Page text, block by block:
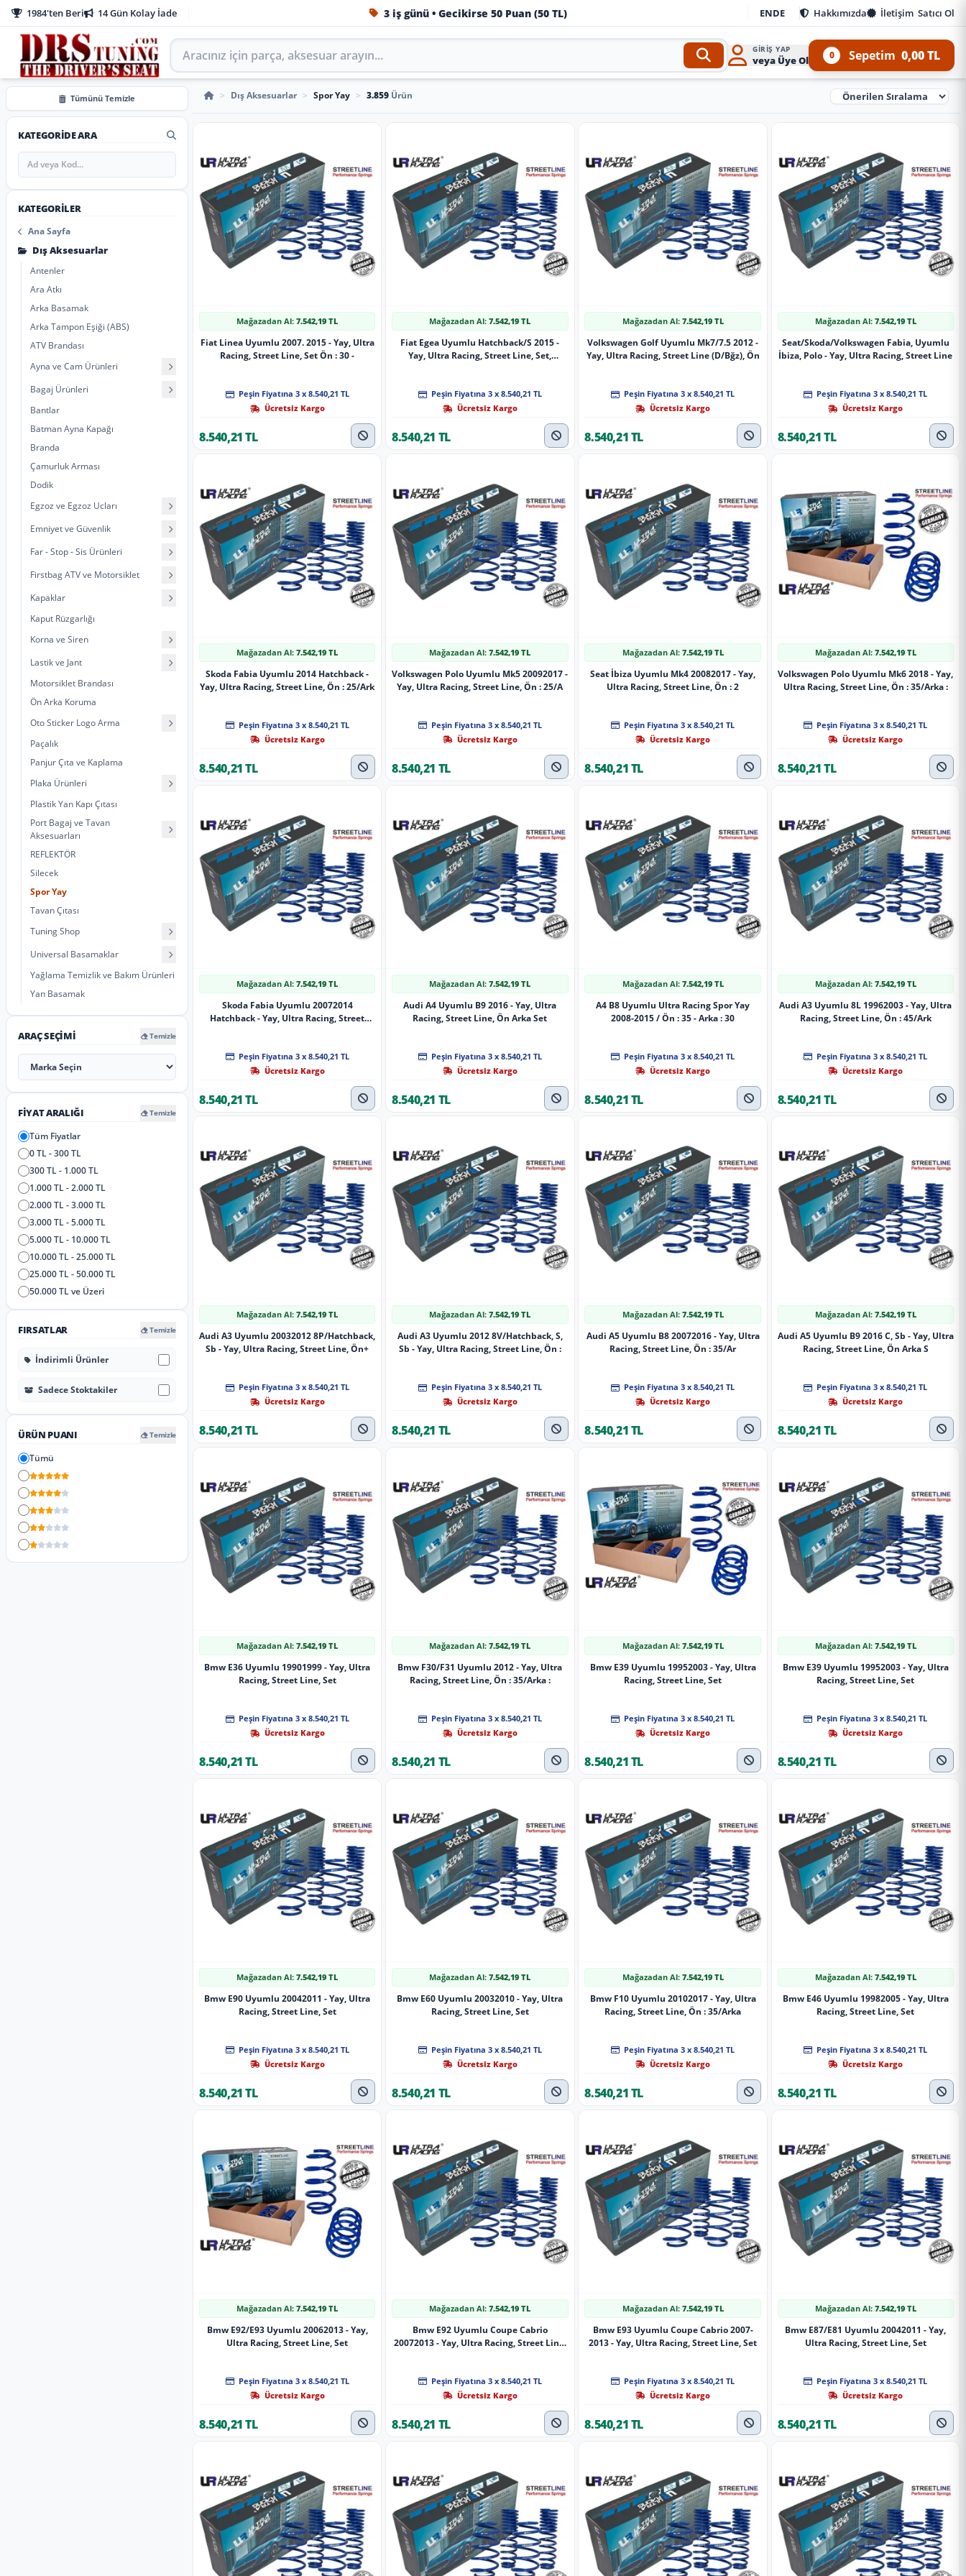
1984'ten Beri 14 Gün Kolay İade
3 iş günü • Gecikirse 50 Puan (50 TL)
1984'ten beri Türkiye’nin en büyük oto aksesuar ve tuning
ENDE Hakkımızda İletişim Satıcı Ol
Aracınız için parça arayın
GIRIŞ YAP
veya Üye Ol 0 Sepetim 0,00 TL
Tümünü Temizle
KATEGORIDE ARA
KATEGORILER
Ana Sayfa
Dış Aksesuarlar
Antenler
Ara Atkı
Arka Basamak
Arka Tampon Eşiği (ABS)
ATV Brandası
Ayna ve Cam Ürünleri
Bagaj Ürünleri
Bantlar
Batman Ayna Kapağı
Branda
Çamurluk Arması
Dodik
Egzoz ve Egzoz Ucları
Emniyet ve Güvenlik
Far - Stop - Sis Ürünleri
Firstbag ATV ve Motorsiklet
Kapaklar
Kaput Rüzgarlığı
Korna ve Siren
Lastik ve Jant
Motorsiklet Brandası
Ön Arka Koruma
Oto Sticker Logo Arma
Paçalık
Panjur Çıta ve Kaplama
Plaka Ürünleri
Plastik Yan Kapı Çıtası
Port Bagaj ve Tavan
Aksesuarları
REFLEKTÖR
Silecek
Spor Yay
Tavan Çıtası
Tuning Shop
Universal Basamaklar
Yağlama Temizlik ve Bakım Ürünleri
Yan Basamak
ARAÇ SEÇIMI Temizle
FIYAT ARALIĞI Temizle
Tüm Fiyatlar
0 TL - 300 TL
300 TL - 1.000 TL
1.000 TL - 2.000 TL
2.000 TL - 3.000 TL
3.000 TL - 5.000 TL
5.000 TL - 10.000 TL
10.000 TL - 25.000 TL
25.000 TL - 50.000 TL
50.000 TL ve Üzeri
FIRSATLAR Temizle
İndirimli Ürünler
Sadece Stoktakiler
ÜRÜN PUANI Temizle
Tümü
5 Yıldız
4 Yıldız
3 Yıldız
2 Yıldız
1 Yıldız
> Dış Aksesuarlar > Spor Yay > 3.859 Ürün Ürünleri Sırala
Mağazadan Al:7.542,19 TL
Fiat Linea Uyumlu 2007. 2015 - Yay, Ultra
Racing, Street Line, Set Ön : 30 -
Peşin Fiyatına 3 x 8.540,21 TL
Ücretsiz Kargo
8.540,21 TL
Mağazadan Al:7.542,19 TL
Fiat Egea Uyumlu Hatchback/S 2015 -
Yay, Ultra Racing, Street Line, Set,
Peşin Fiyatına 3 x 8.540,21 TL
Ücretsiz Kargo
8.540,21 TL
Mağazadan Al: 7.542,19 TL
Volkswagen Golf Uyumlu Mk7/7.5 2012 -
Yay, Ultra Racing, Street Line (D/Bğz), Ön
Peşin Fiyatına 3 x 8.540,21 TL
Ücretsiz Kargo
8.540,21 TL
Mağazadan Al: 7.542,19 TL
Seat/Skoda/Volkswagen Fabia, Uyumlu
İbiza, Polo - Yay, Ultra Racing, Street Line
Peşin Fiyatına 3 x 8.540,21 TL
Ücretsiz Kargo
8.540,21 TL
Mağazadan Al:7.542,19 TL
Skoda Fabia Uyumlu 2014 Hatchback -
Yay, Ultra Racing, Street Line, Ön : 25/Ark
Peşin Fiyatına 3 x 8.540,21 TL
Ücretsiz Kargo
8.540,21 TL
Mağazadan Al:7.542,19 TL
Volkswagen Polo Uyumlu Mk5 20092017 -
Yay, Ultra Racing, Street Line, Ön : 25/A
Peşin Fiyatına 3 x 8.540,21 TL
Ücretsiz Kargo
8.540,21 TL
Mağazadan Al: 7.542,19 TL
Seat İbiza Uyumlu Mk4 20082017 - Yay,
Ultra Racing, Street Line, Ön : 2
Peşin Fiyatına 3 x 8.540,21 TL
Ücretsiz Kargo
8.540,21 TL
Mağazadan Al: 7.542,19 TL
Volkswagen Polo Uyumlu Mk6 2018 - Yay,
Ultra Racing, Street Line, Ön : 35/Arka :
Peşin Fiyatına 3 x 8.540,21 TL
Ücretsiz Kargo
8.540,21 TL
Mağazadan Al:7.542,19 TL
Skoda Fabia Uyumlu 20072014
Hatchback - Yay, Ultra Racing, Street
Peşin Fiyatına 3 x 8.540,21 TL
Ücretsiz Kargo
8.540,21 TL
Mağazadan Al:7.542,19 TL
Audi A4 Uyumlu B9 2016 - Yay, Ultra
Racing, Street Line, Ön Arka Set
Peşin Fiyatına 3 x 8.540,21 TL
Ücretsiz Kargo
8.540,21 TL
Mağazadan Al: 7.542,19 TL
A4 B8 Uyumlu Ultra Racing Spor Yay
2008-2015 / Ön : 35 - Arka : 30
Peşin Fiyatına 3 x 8.540,21 TL
Ücretsiz Kargo
8.540,21 TL
Mağazadan Al: 7.542,19 TL
Audi A3 Uyumlu 8L 19962003 - Yay, Ultra
Racing, Street Line, Ön : 45/Ark
Peşin Fiyatına 3 x 8.540,21 TL
Ücretsiz Kargo
8.540,21 TL
Mağazadan Al:7.542,19 TL
Audi A3 Uyumlu 20032012 8P/Hatchback,
Sb - Yay, Ultra Racing, Street Line, Ön+
Peşin Fiyatına 3 x 8.540,21 TL
Ücretsiz Kargo
8.540,21 TL
Mağazadan Al:7.542,19 TL
Audi A3 Uyumlu 2012 8V/Hatchback, S,
Sb - Yay, Ultra Racing, Street Line, Ön :
Peşin Fiyatına 3 x 8.540,21 TL
Ücretsiz Kargo
8.540,21 TL
Mağazadan Al: 7.542,19 TL
Audi A5 Uyumlu B8 20072016 - Yay, Ultra
Racing, Street Line, Ön : 35/Ar
Peşin Fiyatına 3 x 8.540,21 TL
Ücretsiz Kargo
8.540,21 TL
Mağazadan Al: 7.542,19 TL
Audi A5 Uyumlu B9 2016 C, Sb - Yay, Ultra
Racing, Street Line, Ön Arka S
Peşin Fiyatına 3 x 8.540,21 TL
Ücretsiz Kargo
8.540,21 TL
Mağazadan Al:7.542,19 TL
Bmw E36 Uyumlu 19901999 - Yay, Ultra
Racing, Street Line, Set
Peşin Fiyatına 3 x 8.540,21 TL
Ücretsiz Kargo
8.540,21 TL
Mağazadan Al:7.542,19 TL
Bmw F30/F31 Uyumlu 2012 - Yay, Ultra
Racing, Street Line, Ön : 35/Arka :
Peşin Fiyatına 3 x 8.540,21 TL
Ücretsiz Kargo
8.540,21 TL
Mağazadan Al: 7.542,19 TL
Bmw E39 Uyumlu 19952003 - Yay, Ultra
Racing, Street Line, Set
Peşin Fiyatına 3 x 8.540,21 TL
Ücretsiz Kargo
8.540,21 TL
Mağazadan Al: 7.542,19 TL
Bmw E39 Uyumlu 19952003 - Yay, Ultra
Racing, Street Line, Set
Peşin Fiyatına 3 x 8.540,21 TL
Ücretsiz Kargo
8.540,21 TL
Mağazadan Al:7.542,19 TL
Bmw E90 Uyumlu 20042011 - Yay, Ultra
Racing, Street Line, Set
Peşin Fiyatına 3 x 8.540,21 TL
Ücretsiz Kargo
8.540,21 TL
Mağazadan Al:7.542,19 TL
Bmw E60 Uyumlu 20032010 - Yay, Ultra
Racing, Street Line, Set
Peşin Fiyatına 3 x 8.540,21 TL
Ücretsiz Kargo
8.540,21 TL
Mağazadan Al: 7.542,19 TL
Bmw F10 Uyumlu 20102017 - Yay, Ultra
Racing, Street Line, Ön : 35/Arka
Peşin Fiyatına 3 x 8.540,21 TL
Ücretsiz Kargo
8.540,21 TL
Mağazadan Al: 7.542,19 TL
Bmw E46 Uyumlu 19982005 - Yay, Ultra
Racing, Street Line, Set
Peşin Fiyatına 3 x 8.540,21 TL
Ücretsiz Kargo
8.540,21 TL
Mağazadan Al:7.542,19 TL
Bmw E92/E93 Uyumlu 20062013 - Yay,
Ultra Racing, Street Line, Set
Peşin Fiyatına 3 x 8.540,21 TL
Ücretsiz Kargo
8.540,21 TL
Mağazadan Al:7.542,19 TL
Bmw E92 Uyumlu Coupe Cabrio
20072013 - Yay, Ultra Racing, Street Line,
Peşin Fiyatına 3 x 8.540,21 TL
Ücretsiz Kargo
8.540,21 TL
Mağazadan Al: 7.542,19 TL
Bmw E93 Uyumlu Coupe Cabrio 2007-
2013 - Yay, Ultra Racing, Street Line, Set
Peşin Fiyatına 3 x 8.540,21 TL
Ücretsiz Kargo
8.540,21 TL
Mağazadan Al: 7.542,19 TL
Bmw E87/E81 Uyumlu 20042011 - Yay,
Ultra Racing, Street Line, Set
Peşin Fiyatına 3 x 8.540,21 TL
Ücretsiz Kargo
8.540,21 TL